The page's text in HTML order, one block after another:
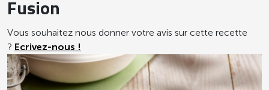
Fusion
Vous souhaitez nous donner votre avis sur cette recette
? Ecrivez-nous !